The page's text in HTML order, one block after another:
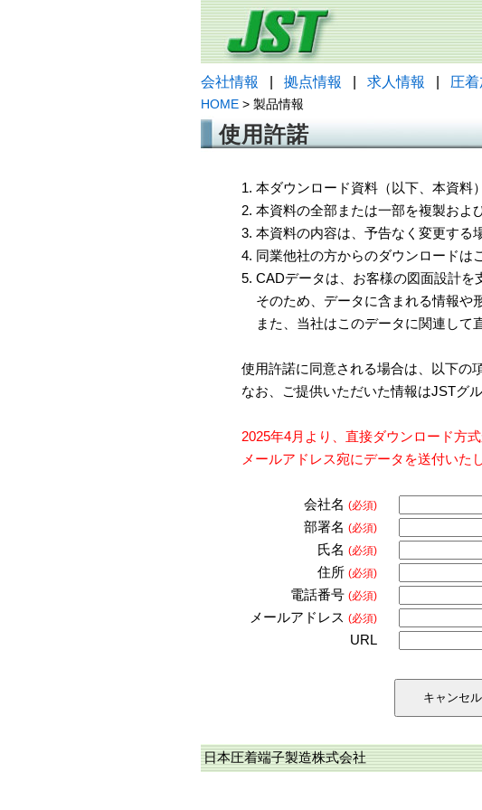
会社情報 拠点情報 求人情報 圧
HOME > 製品情報
使用許諾
1. 本ダウンロード資料（以下、本資料
2. 本資料の全部または一部を複製およ
3. 本資料の内容は、予告なく変更する
4. 同業他社の方からのダウンロードは
5. CADデータは、お客様の図面設計を
そのため、データに含まれる情報や
また、当社はこのデータに関連して
使用許諾に同意される場合は、以下の
なお、ご提供いただいた情報はJSTグ
2025年4月より、直接ダウンロード方
メールアドレス宛にデータを送付いた
会社名 (必須)
部署名 (必須)
氏名 (必須)
住所 (必須)
電話番号 (必須)
メールアドレス (必須)
URL
日本圧着端子製造株式会社